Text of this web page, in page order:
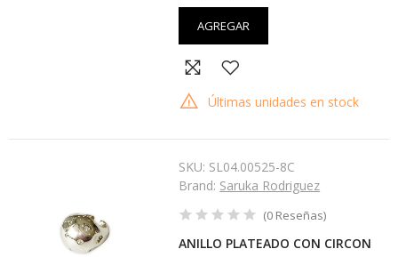
AGREGAR
Últimas unidades en stock
SKU: SL04.00525-8C
Brand: Saruka Rodriguez
(0 Reseñas)
ANILLO PLATEADO CON CIRCON